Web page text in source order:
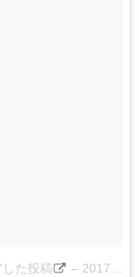
た投稿 – 2017 2月 5 10:38午後 PST